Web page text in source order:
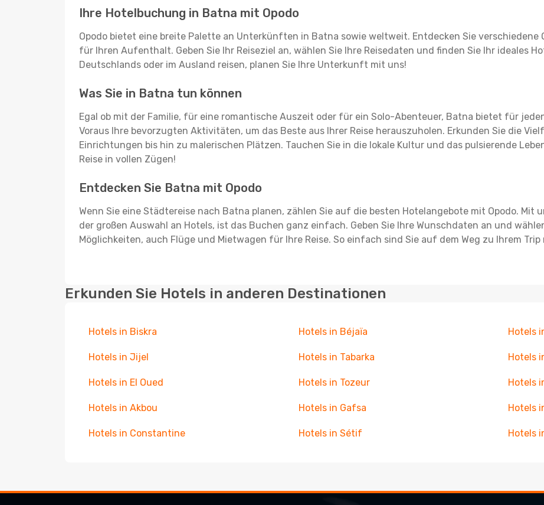
Ihre Hotelbuchung in Batna mit Opodo
Opodo bietet eine breite Palette an Unterkünften in Batna sowie weltweit. Entdecken Sie verschiedene
für Ihren Aufenthalt. Geben Sie Ihr Reiseziel an, wählen Sie Ihre Reisedaten und finden Sie Ihr ideales
Deutschlands oder im Ausland reisen, planen Sie Ihre Unterkunft mit uns!
Was Sie in Batna tun können
Egal ob mit der Familie, für eine romantische Auszeit oder für ein Solo-Abenteuer, Batna bietet für
Voraus Ihre bevorzugten Aktivitäten, um das Beste aus Ihrer Reise herauszuholen. Erkunden Sie die
Einrichtungen bis hin zu malerischen Plätzen. Tauchen Sie in die lokale Kultur und das pulsierende
Reise in vollen Zügen!
Entdecken Sie Batna mit Opodo
Wenn Sie eine Städtereise nach Batna planen, zählen Sie auf die besten Hotelangebote mit Opodo. Mit
der großen Auswahl an Hotels, ist das Buchen ganz einfach. Geben Sie Ihre Wunschdaten an und
Möglichkeiten, auch Flüge und Mietwagen für Ihre Reise. So einfach sind Sie auf dem Weg zu Ihrem Trip
Erkunden Sie Hotels in anderen Destinationen
Hotels in Biskra Hotels in Béjaïa Hotels
Hotels in Jijel Hotels in Tabarka Hotels
Hotels in El Oued Hotels in Tozeur Hotels
Hotels in Akbou Hotels in Gafsa Hotels
Hotels in Constantine Hotels in Sétif Hotels